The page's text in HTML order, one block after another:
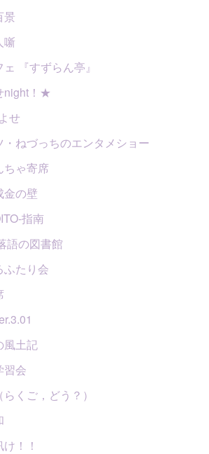
景
噺
ェ 『すずらん亭』
night！★
せ
・ねづっちのエンタメショー
ちゃ寄席
金の壁
指南
語の図書館
ふたり会
風土記
習会
らくご，どう？）
！！